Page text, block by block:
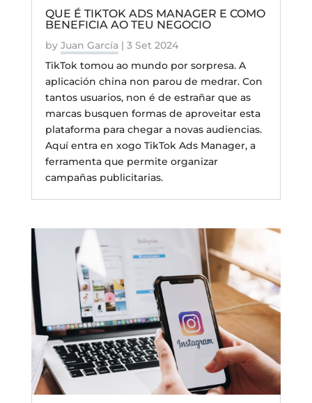
QUE É TIKTOK ADS MANAGER E COMO
BENEFICIA AO TEU NEGOCIO
by Juan García | 3 Set 2024
TikTok tomou ao mundo por sorpresa. A
aplicación china non parou de medrar. Con
tantos usuarios, non é de estrañar que as
marcas busquen formas de aproveitar esta
plataforma para chegar a novas audiencias.
Aquí entra en xogo TikTok Ads Manager, a
ferramenta que permite organizar
campañas publicitarias.